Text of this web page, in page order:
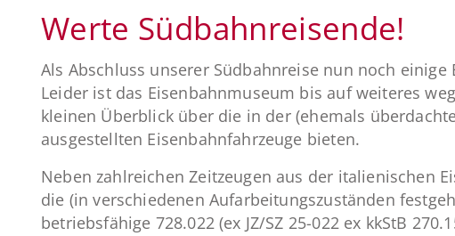
Werte Südbahnreisende!
Als Abschluss unserer Südbahnreise nun noch
Leider ist das Eisenbahnmuseum bis auf weiteres
kleinen Überblick über die in der (ehemals
ausgestellten Eisenbahnfahrzeuge bieten.
Neben zahlreichen Zeitzeugen aus der italienischen
die (in verschiedenen Aufarbeitungszuständen
betriebsfähige 728.022 (ex JZ/SZ 25-022 ex kkStB